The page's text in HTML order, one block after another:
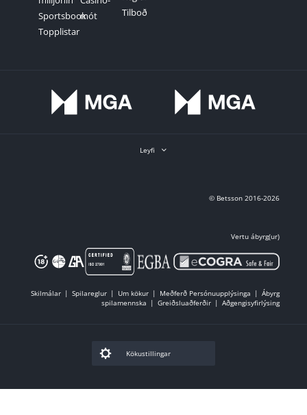
Sportsbook
Topplistar
mót
Tilboð
Leyfi
© Betsson 2016-2026
Vertu ábyrg(ur)
Skilmálar Spilareglur Um kökur Meðferð Persónuupplýsinga
Ábyrg
spilamennska
Greiðsluaðferðir Aðgengisyfirlýsing
Kökustillingar